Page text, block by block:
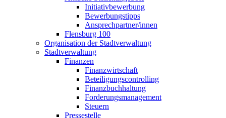
Initiativbewerbung
Bewerbungstipps
Ansprechpartner/innen
Flensburg 100
Organisation der Stadtverwaltung
Stadtverwaltung
Finanzen
Finanzwirtschaft
Beteiligungscontrolling
Finanzbuchhaltung
Forderungsmanagement
Steuern
Pressestelle